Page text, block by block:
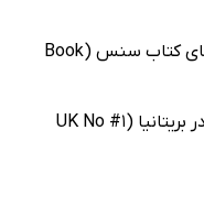
در فهرست پرفروش‌ترین‌ مجموعه‌های کتاب‌ سنس (Book
پرفروش‌ترین مجموعه کتاب کودک در بریتانیا (UK No #1